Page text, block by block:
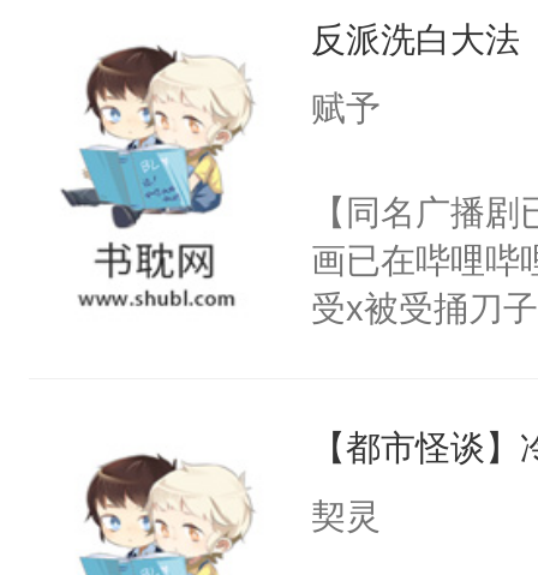
母的微笑：“
留看着面前这
人，突然醒悟
卫天还没亮
腰：“陛下，
不好了！”“那
小白莲：“嘤
胡说，我没碰
惜被人暗害，
绝。主神知晓
朝，一个从
为三种性别。
构与男子相同
了一颗红色的
人，最终坐上
反派洗白大法
赋予
【同名广播
画已在哔哩哔
受x被受捅刀
病，一个个
上了还是无动
【都市怪谈
契灵